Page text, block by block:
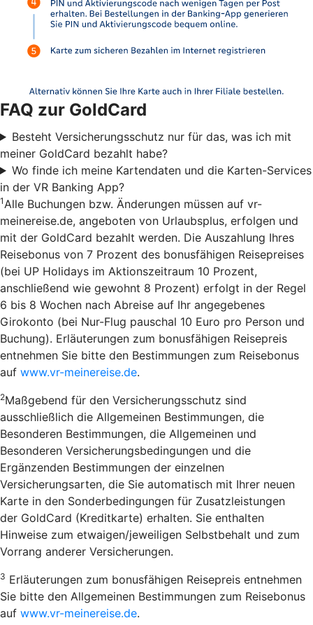
FAQ zur GoldCard
Besteht Versicherungsschutz nur für das, was ich mit
meiner GoldCard bezahlt habe?
Wo finde ich meine Kartendaten und die Karten-Services
in der VR Banking App?
1 Alle Buchungen bzw. Änderungen müssen auf vr-
meinereise.de, angeboten von Urlaubsplus, erfolgen und
mit der GoldCard bezahlt werden. Die Auszahlung Ihres
Reisebonus von 7 Prozent des bonusfähigen Reisepreises
(bei UP Holidays im Aktionszeitraum 10 Prozent,
anschließend wie gewohnt 8 Prozent) erfolgt in der Regel
6 bis 8 Wochen nach Abreise auf Ihr angegebenes
Girokonto (bei Nur-Flug pauschal 10 Euro pro Person und
Buchung). Erläuterungen zum bonusfähigen Reisepreis
entnehmen Sie bitte den Bestimmungen zum Reisebonus
auf www.vr-meinereise.de.
2Maßgebend für den Versicherungsschutz sind
ausschließlich die Allgemeinen Bestimmungen, die
Besonderen Bestimmungen, die Allgemeinen und
Besonderen Versicherungsbedingungen und die
Ergänzenden Bestimmungen der einzelnen
Versicherungsarten, die Sie automatisch mit Ihrer neuen
Karte in den Sonderbedingungen für Zusatzleistungen
der GoldCard (Kreditkarte) erhalten. Sie enthalten
Hinweise zum etwaigen/jeweiligen Selbstbehalt und zum
Vorrang anderer Versicherungen.
3 Erläuterungen zum bonusfähigen Reisepreis entnehmen
Sie bitte den Allgemeinen Bestimmungen zum Reisebonus
auf www.vr-meinereise.de.